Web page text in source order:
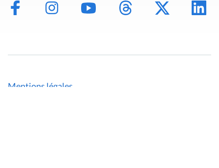
Mentions légales